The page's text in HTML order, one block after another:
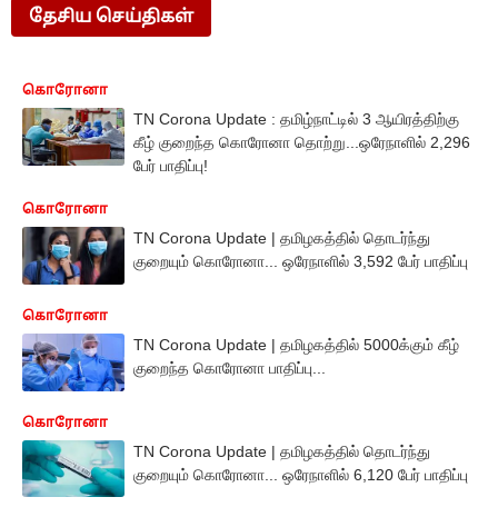
தேசிய செய்திகள்
கொரோனா
TN Corona Update : தமிழ்நாட்டில் 3 ஆயிரத்திற்கு
கீழ் குறைந்த கொரோனா தொற்று...ஒரேநாளில் 2,296
பேர் பாதிப்பு!
கொரோனா
TN Corona Update | தமிழகத்தில் தொடர்ந்து
குறையும் கொரோனா... ஒரேநாளில் 3,592 பேர் பாதிப்பு
கொரோனா
TN Corona Update | தமிழகத்தில் 5000க்கும் கீழ்
குறைந்த கொரோனா பாதிப்பு...
கொரோனா
TN Corona Update | தமிழகத்தில் தொடர்ந்து
குறையும் கொரோனா... ஒரேநாளில் 6,120 பேர் பாதிப்பு